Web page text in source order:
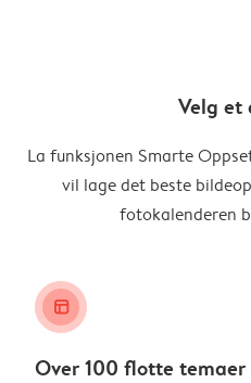
Velg et
La funksjonen Smarte
vil lage det beste
fotokalenderen
layout_alt
Over 100 flotte temaer